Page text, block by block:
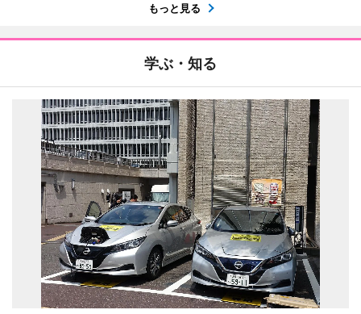
もっと見る
学ぶ・知る